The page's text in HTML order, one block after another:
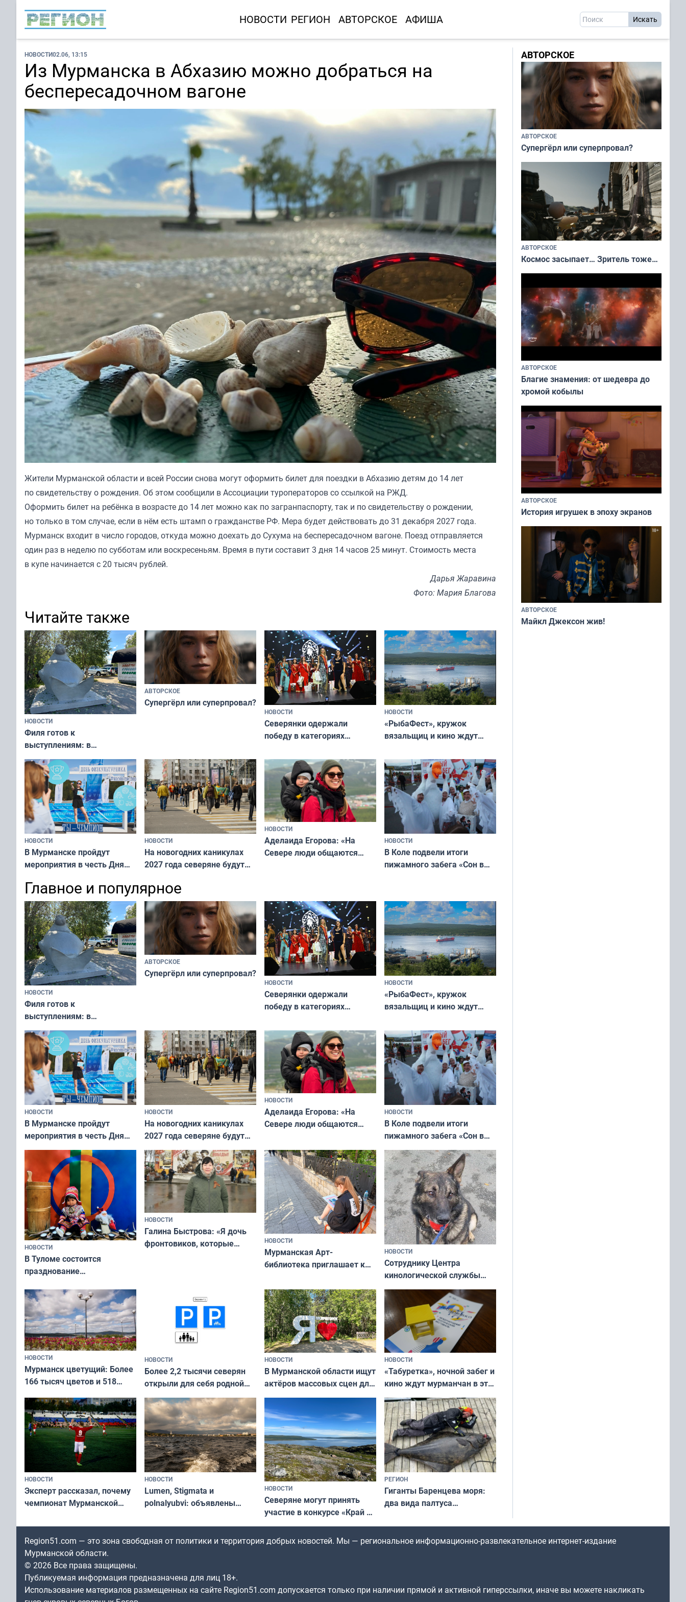
НОВОСТИ РЕГИОН АВТОРСКОЕ АФИША
НОВОСТИ02.06, 13:15
Из Мурманска в Абхазию можно добраться на
беспересадочном вагоне
Жители Мурманской области и всей России снова могут оформить билет для поездки в Абхазию детям до 14 лет
по свидетельству о рождения. Об этом сообщили в Ассоциации туроператоров со ссылкой на РЖД.
Оформить билет на ребёнка в возрасте до 14 лет можно как по загранпаспорту, так и по свидетельству о рождении,
но только в том случае, если в нём есть штамп о гражданстве РФ. Мера будет действовать до 31 декабря 2027 года.
Мурманск входит в число городов, откуда можно доехать до Сухума на беспересадочном вагоне. Поезд отправляется
один раз в неделю по субботам или воскресеньям. Время в пути составит 3 дня 14 часов 25 минут. Стоимость места
в купе начинается с 20 тысяч рублей.
Дарья Жаравина
Фото: Мария Благова
Читайте также
НОВОСТИ
Филя готов к
выступлениям: в
мурманском океанариуме
рассказали о состоянии
тюленей
АВТОРСКОЕ
Супергёрл или суперпровал?
НОВОСТИ
Северянки одержали
победу в категориях
«Мисс и Миссис Великая
Русь»
НОВОСТИ
«РыбаФест», кружок
вязальщиц и кино ждут
НОВОСТИ
В Мурманске пройдут
мероприятия в честь Дня
НОВОСТИ
На новогодних каникулах
2027 года северяне будут
НОВОСТИ
Аделаида Егорова: «На
Севере люди общаются
НОВОСТИ
В Коле подвели итоги
пижамного забега «Сон в
Главное и популярное
НОВОСТИ
Филя готов к
выступлениям: в
мурманском океанариуме
рассказали о состоянии
тюленей
АВТОРСКОЕ
Супергёрл или суперпровал?
НОВОСТИ
Северянки одержали
победу в категориях
«Мисс и Миссис Великая
Русь»
НОВОСТИ
«РыбаФест», кружок
вязальщиц и кино ждут
НОВОСТИ
В Мурманске пройдут
мероприятия в честь Дня
физкультурника
НОВОСТИ
На новогодних каникулах
2027 года северяне будут
отдыхать 11 дней
НОВОСТИ
Аделаида Егорова: «На
Севере люди общаются
а потому что
ты им интересен»
НОВОСТИ
В Коле подвели итоги
пижамного забега «Сон в
Олимпийскую ночь»
НОВОСТИ
В Туломе состоится
празднование
коренных народов мира
НОВОСТИ
Галина Быстрова: «Я дочь
фронтовиков, которые
НОВОСТИ
Мурманская Арт-
библиотека приглашает к
и фотографов
НОВОСТИ
Сотруднику Центра
кинологической службы
ищут новый дом
НОВОСТИ
Мурманск цветущий: Более
166 тысяч цветов и 518
НОВОСТИ
Более 2,2 тысячи северян
открыли для себя родной
край в рамках проекта
«Туризм для своих»
НОВОСТИ
В Мурманской области ищут
актёров массовых сцен для
съёмок в
короткометражном фильме
НОВОСТИ
«Табуретка», ночной забег и
кино ждут мурманчан в эти
выходные
НОВОСТИ
Эксперт рассказал, почему
чемпионат Мурманской
незамеченным
НОВОСТИ
Lumen, Stigmata и
polnalyubvi: объявлены
«Имандра» в 2026 года
НОВОСТИ
Северяне могут принять
участие в конкурсе «Край у
северной границы: фотогид
по Печенгскому округу»
РЕГИОН
Гиганты Баренцева моря:
два вида палтуса
АВТОРСКОЕ
АВТОРСКОЕ
Супергёрл или суперпровал?
АВТОРСКОЕ
Космос засыпает… Зритель тоже…
АВТОРСКОЕ
Благие знамения: от шедевра до
хромой кобылы
АВТОРСКОЕ
История игрушек в эпоху экранов
АВТОРСКОЕ
Майкл Джексон жив!
Region51.com — это зона свободная от политики и территория добрых новостей. Мы — региональное информационно-развлекательное интернет-издание
Мурманской области.
© 2026 Все права защищены.
Публикуемая информация предназначена для лиц 18+.
Использование материалов размещенных на сайте Region51.com допускается только при наличии прямой и активной гиперссылки, иначе вы можете накликать